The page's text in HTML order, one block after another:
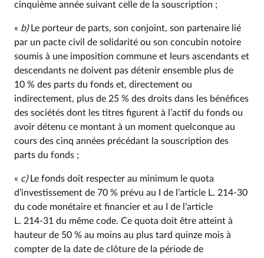
cinquième année suivant celle de la souscription ;
« b)Le porteur de parts, son conjoint, son partenaire lié
par un pacte civil de solidarité ou son concubin notoire
soumis à une imposition commune et leurs ascendants et
descendants ne doivent pas détenir ensemble plus de
10 % des parts du fonds et, directement ou
indirectement, plus de 25 % des droits dans les bénéfices
des sociétés dont les titres figurent à l’actif du fonds ou
avoir détenu ce montant à un moment quelconque au
cours des cinq années précédant la souscription des
parts du fonds ;
« c)Le fonds doit respecter au minimum le quota
d’investissement de 70 % prévu au I de l’article L. 214‑30
du code monétaire et financier et au I de l’article
L. 214‑31 du même code. Ce quota doit être atteint à
hauteur de 50 % au moins au plus tard quinze mois à
compter de la date de clôture de la période de